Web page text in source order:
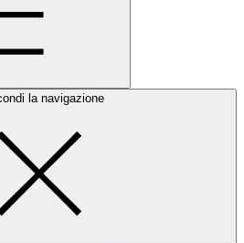
la navigazione